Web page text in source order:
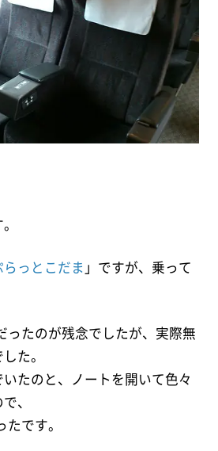
らっとこだま 」ですが、乗って
ったのが残念でしたが、実際無
た。
たのと、ノートを開いて色々
、
です。